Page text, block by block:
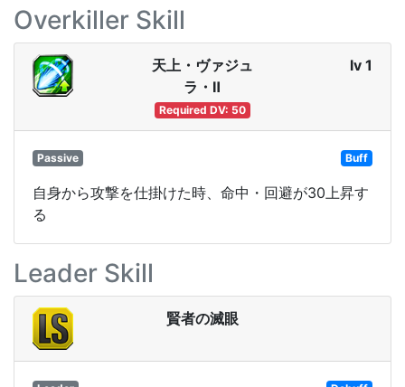
Overkiller Skill
天上・ヴァジュ
ラ・Ⅱ
Required DV: 50
lv 1
Passive Buff
自身から攻撃を仕掛けた時、命中・回避が30上昇す
る
Leader Skill
賢者の滅眼